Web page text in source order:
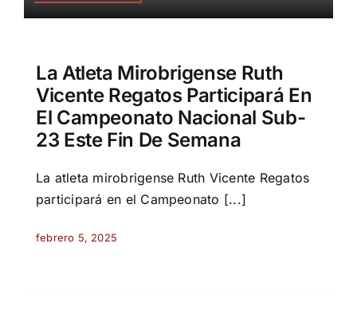
La Atleta Mirobrigense Ruth
Vicente Regatos Participará En
El Campeonato Nacional Sub-
23 Este Fin De Semana
La atleta mirobrigense Ruth Vicente Regatos
participará en el Campeonato [...]
febrero 5, 2025